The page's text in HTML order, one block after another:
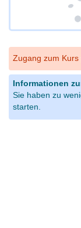
Zugang zum Kurs
Informationen
Sie haben zu
starten.